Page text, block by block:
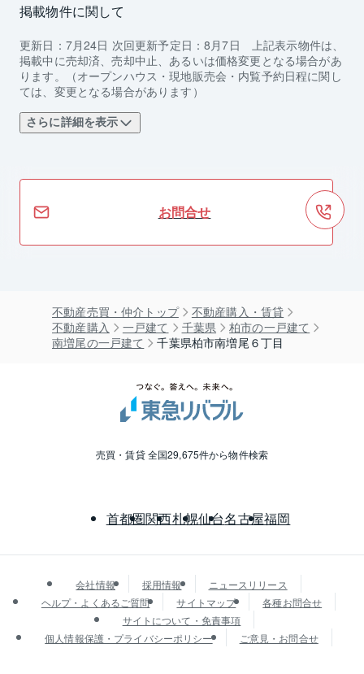
掲載物件に関して
更新日： 7月24日 次回更新予定日：8月7日
上記表示物件は、
掲載中に売却済、売却中止、あるいは価格変更となる場合があ
ります。（オープンハウス・現地販売会・内覧予約日程に関し
ては、変更となる場合があります）
さらに詳細を表示
お問合せ
不動産売買・仲介トップ
不動産購入・賃貸
不動産購入
一戸建て 千葉県
柏市の一戸建て
南増尾の一戸建て
千葉県柏市南増尾６丁目
売買・賃貸 全国29,675件から物件検索
首都圏関西札幌仙台名古屋福岡
会社情報 採用情報
ニュースリリース
ヘルプ・よくあるご質問
サイトマップ
各種お問合せ
サイトについて・免責事項
個人情報保護・プライバシーポリシー
ご意見・お問合せ